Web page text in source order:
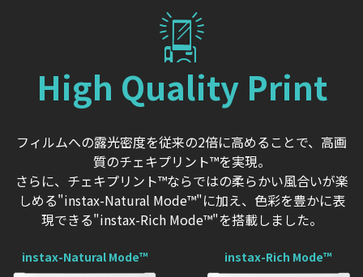
High Quality Print
フィルムへの露光密度を従来の2倍に高めることで、高画
質のチェキプリント™を実現。
さらに、チェキプリント™ならではの柔らかい風合いが楽
しめる"instax-Natural Mode™"に加え、 色彩を豊かに表
現できる"instax-Rich Mode™"を搭載しました。
instax-Natural Mode™ instax-Rich Mode™